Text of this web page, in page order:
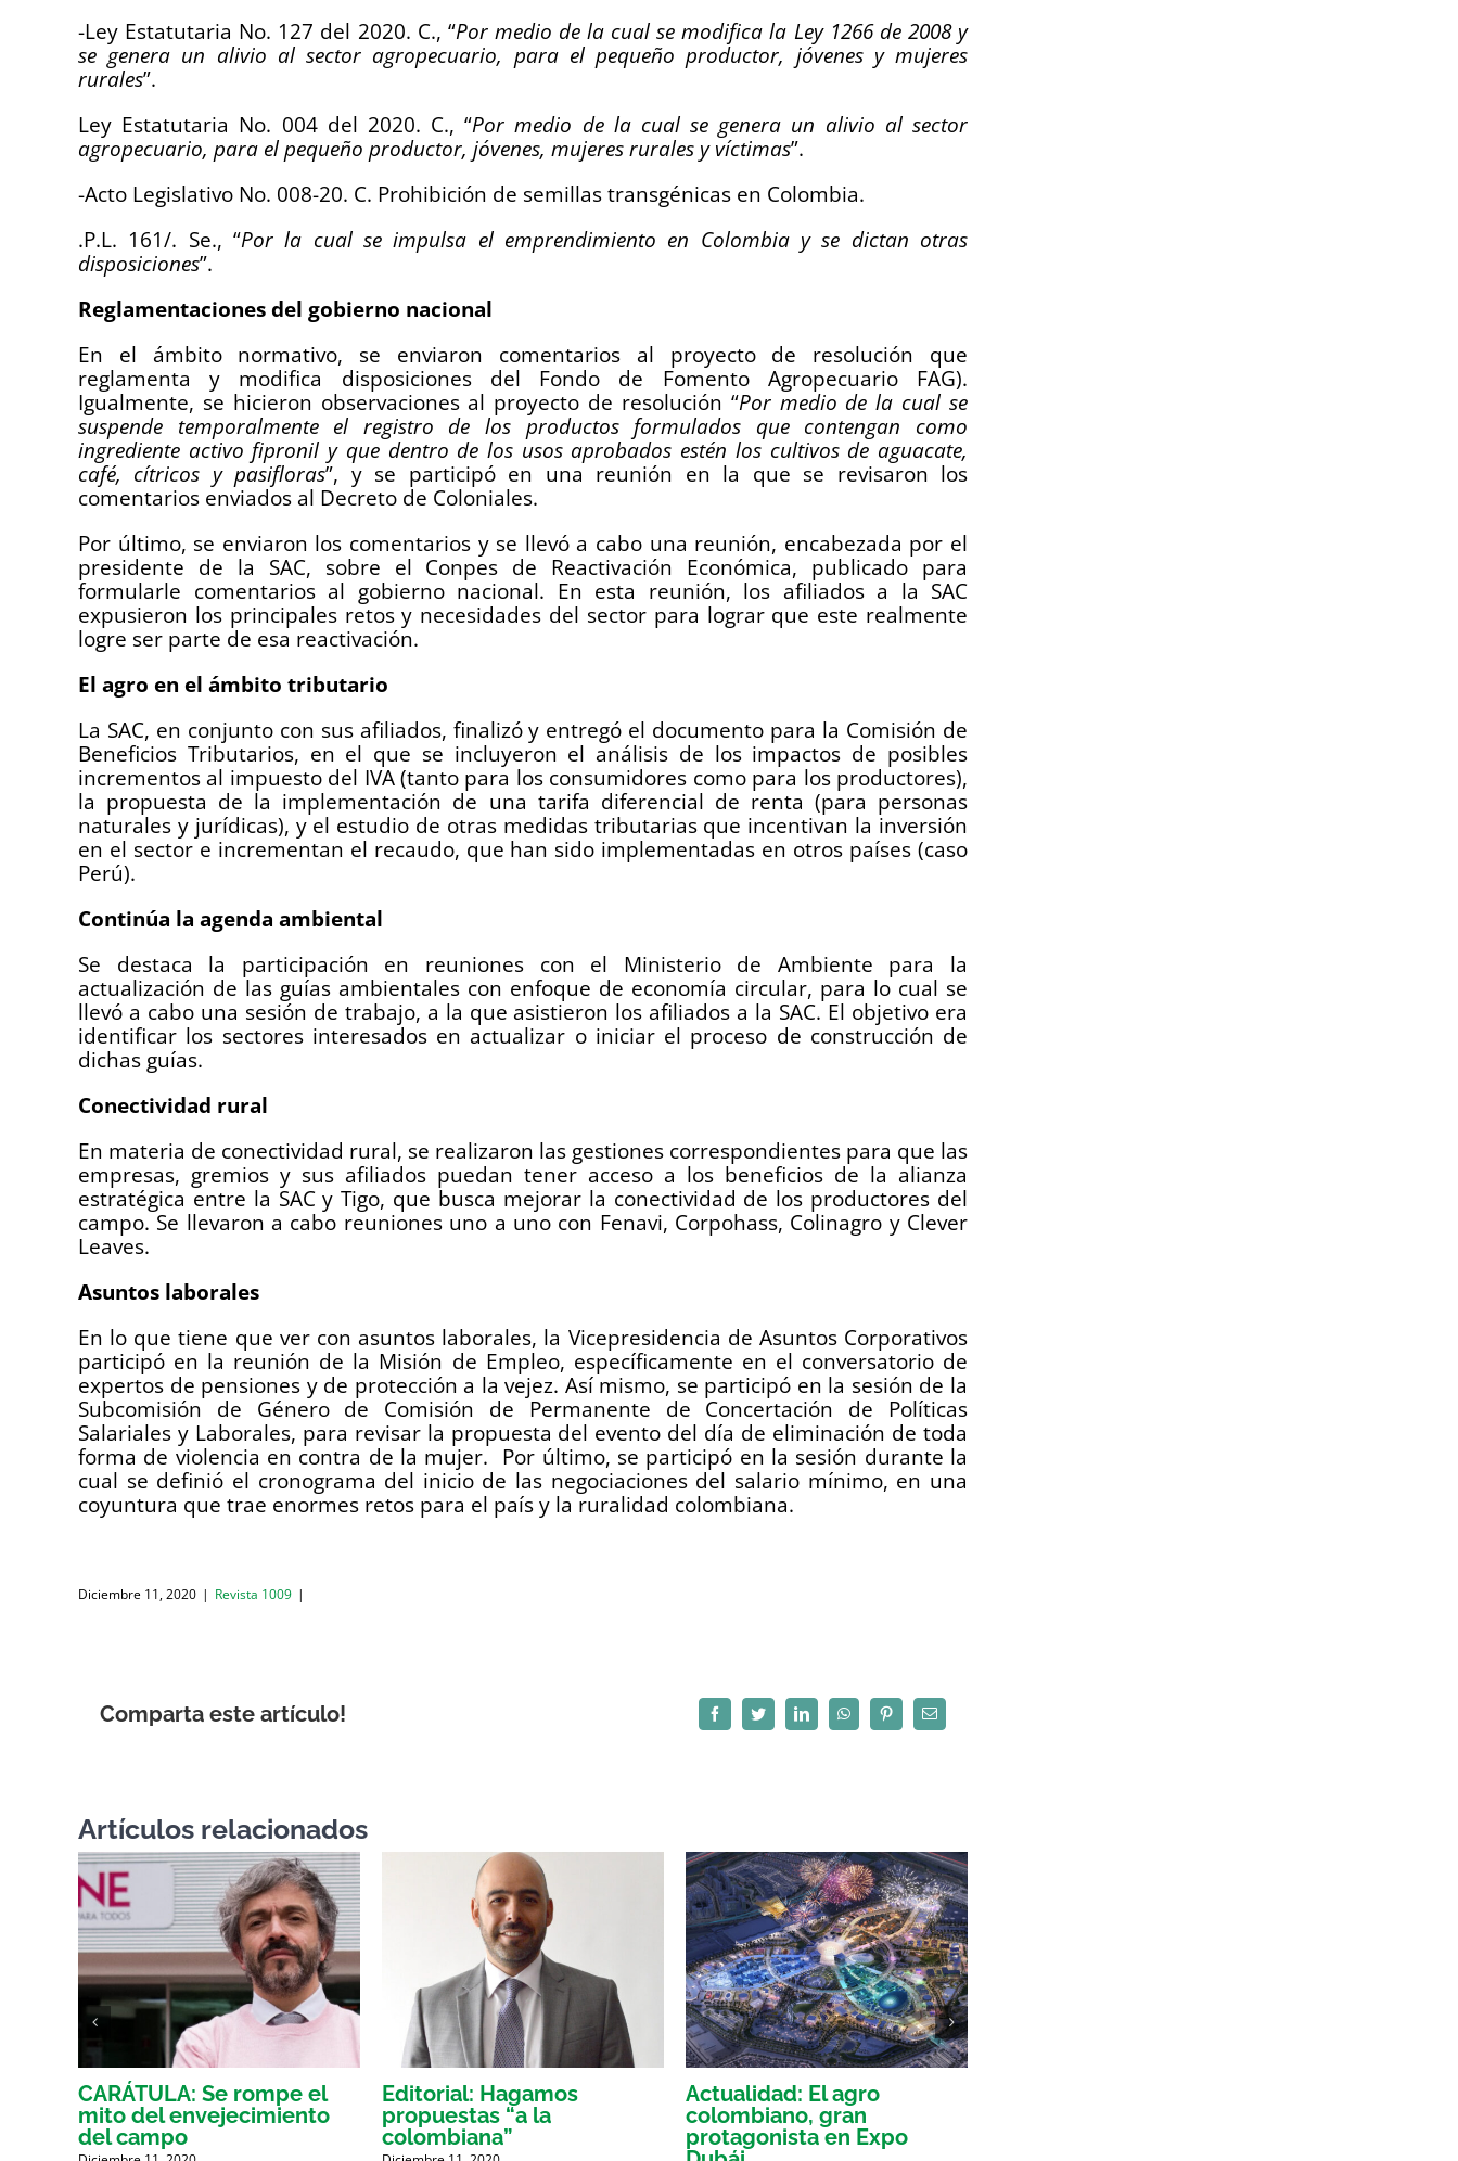
-Ley Estatutaria No. 127 del 2020. C., “Por medio de la cual se modifica la Ley 1266 de 2008 y
se genera un alivio al sector agropecuario, para el pequeño productor, jóvenes y mujeres
rurales”.
Ley Estatutaria No. 004 del 2020. C., “Por medio de la cual se genera un alivio al sector
agropecuario, para el pequeño productor, jóvenes, mujeres rurales y víctimas”.
-Acto Legislativo No. 008-20. C. Prohibición de semillas transgénicas en Colombia.
.P.L. 161/. Se., “Por la cual se impulsa el emprendimiento en Colombia y se dictan otras
disposiciones”.
Reglamentaciones del gobierno nacional
En el ámbito normativo, se enviaron comentarios al proyecto de resolución que
reglamenta y modifica disposiciones del Fondo de Fomento Agropecuario FAG).
Igualmente, se hicieron observaciones al proyecto de resolución “Por medio de la cual se
suspende temporalmente el registro de los productos formulados que contengan como
ingrediente activo fipronil y que dentro de los usos aprobados estén los cultivos de aguacate,
café, cítricos y pasifloras”, y se participó en una reunión en la que se revisaron los
comentarios enviados al Decreto de Coloniales.
Por último, se enviaron los comentarios y se llevó a cabo una reunión, encabezada por el
presidente de la SAC, sobre el Conpes de Reactivación Económica, publicado para
formularle comentarios al gobierno nacional. En esta reunión, los afiliados a la SAC
expusieron los principales retos y necesidades del sector para lograr que este realmente
logre ser parte de esa reactivación.
El agro en el ámbito tributario
La SAC, en conjunto con sus afiliados, finalizó y entregó el documento para la Comisión de
Beneficios Tributarios, en el que se incluyeron el análisis de los impactos de posibles
incrementos al impuesto del IVA (tanto para los consumidores como para los productores),
la propuesta de la implementación de una tarifa diferencial de renta (para personas
naturales y jurídicas), y el estudio de otras medidas tributarias que incentivan la inversión
en el sector e incrementan el recaudo, que han sido implementadas en otros países (caso
Perú).
Continúa la agenda ambiental
Se destaca la participación en reuniones con el Ministerio de Ambiente para la
actualización de las guías ambientales con enfoque de economía circular, para lo cual se
llevó a cabo una sesión de trabajo, a la que asistieron los afiliados a la SAC. El objetivo era
identificar los sectores interesados en actualizar o iniciar el proceso de construcción de
dichas guías.
Conectividad rural
En materia de conectividad rural, se realizaron las gestiones correspondientes para que las
empresas, gremios y sus afiliados puedan tener acceso a los beneficios de la alianza
estratégica entre la SAC y Tigo, que busca mejorar la conectividad de los productores del
campo. Se llevaron a cabo reuniones uno a uno con Fenavi, Corpohass, Colinagro y Clever
Leaves.
Asuntos laborales
En lo que tiene que ver con asuntos laborales, la Vicepresidencia de Asuntos Corporativos
participó en la reunión de la Misión de Empleo, específicamente en el conversatorio de
expertos de pensiones y de protección a la vejez. Así mismo, se participó en la sesión de la
Subcomisión de Género de Comisión de Permanente de Concertación de Políticas
Salariales y Laborales, para revisar la propuesta del evento del día de eliminación de toda
forma de violencia en contra de la mujer. Por último, se participó en la sesión durante la
cual se definió el cronograma del inicio de las negociaciones del salario mínimo, en una
coyuntura que trae enormes retos para el país y la ruralidad colombiana.
Diciembre 11, 2020 | Revista 1009 |
Comparta este artículo! FacebookTwitterLinkedInWhatsAppPinterestCorreo
electrónico
Artículos relacionados
CARÁTULA: Se rompe el
mito del envejecimiento
del campo
Editorial: Hagamos
propuestas “a la
colombiana”
Actualidad: El agro
colombiano, gran
protagonista en Expo